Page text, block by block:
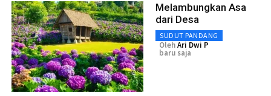
Melambungkan Asa
dari Desa
SUDUT PANDANG
OlehAri Dwi P
baru saja